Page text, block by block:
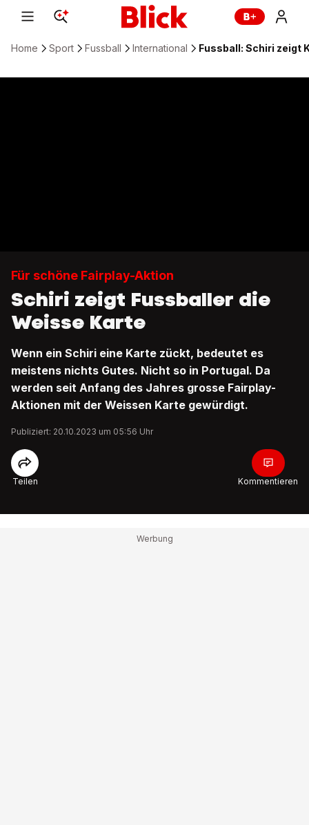
Home Sport Fussball International Fussball: Schiri zeigt
Für schöne Fairplay-Aktion
Schiri zeigt Fussballer die
Weisse Karte
Wenn ein Schiri eine Karte zückt, bedeutet es
meistens nichts Gutes. Nicht so in Portugal. Da
werden seit Anfang des Jahres grosse Fairplay-
Aktionen mit der Weissen Karte gewürdigt.
Publiziert: 20.10.2023 um 05:56 Uhr
Teilen Kommentieren